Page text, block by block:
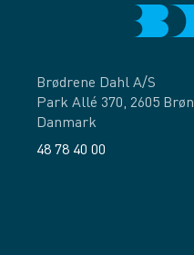
Brødrene Dahl A/S
Park Allé 370, 2605
Danmark
48 78 40 00